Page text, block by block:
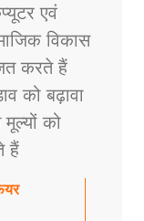
एवं
विकास
करते हैं
को बढ़ावा
को
हैं